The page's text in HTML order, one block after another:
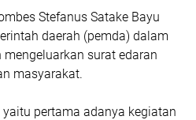
Stefanus Satake Bayu
daerah (pemda) dalam
surat edaran
masyarakat.
pertama adanya kegiatan